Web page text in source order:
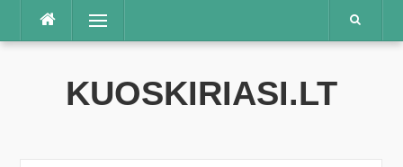
Praleisti
Meniu
KUOSKIRIASI.LT